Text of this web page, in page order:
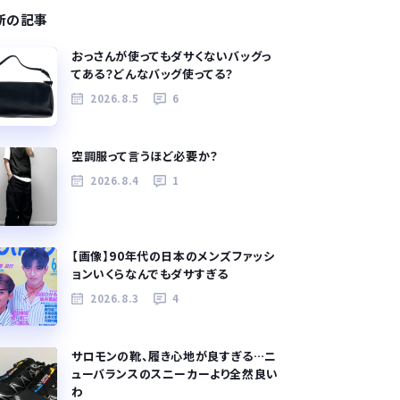
の記事
おっさんが使ってもダサくないバッグっ
てある？どんなバッグ使ってる？
2026.8.5 6
空調服って言うほど必要か？
2026.8.4 1
【画像】90年代の日本のメンズファッシ
ョンいくらなんでもダサすぎる
2026.8.3 4
サロモンの靴、履き心地が良すぎる…ニ
ューバランスのスニーカーより全然良い
わ